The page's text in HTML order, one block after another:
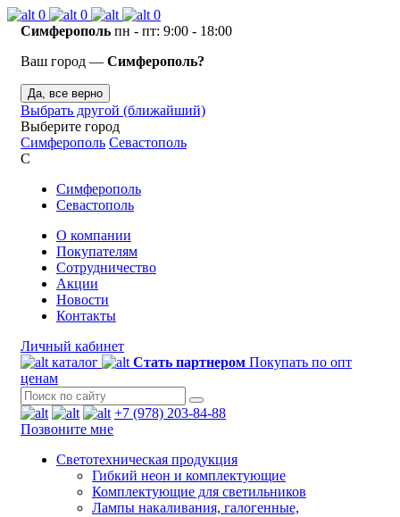
0 0
0
Симферополь пн - пт: 9:00 - 18:00
Ваш город — Симферополь?
Да, все верно
Выбрать другой (ближайший)
Выберите город
Симферополь Севастополь
С
Симферополь
Севастополь
О компании
Покупателям
Сотрудничество
Акции
Новости
Контакты
Личный кабинет
каталог
Стать партнером Покупать по опт
ценам
+7 (978) 203-84-88
Позвоните мне
Светотехническая продукция
Гибкий неон и комплектующие
Комплектующие для светильников
Лампы накаливания, галогенные,